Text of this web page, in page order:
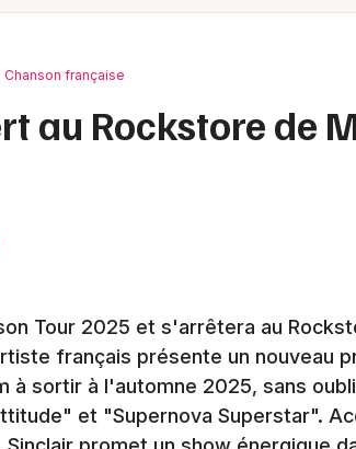
Sorties & loisirs
Chanson française
Chanson française
Mulhouse
Nice
Toutes les villes
Chanson française
au Rockstore de
Tour 2025 et s'arrêtera au
français présente un nouveau
à sortir à l'automne 2025, sans
et "Supernova Superstar".